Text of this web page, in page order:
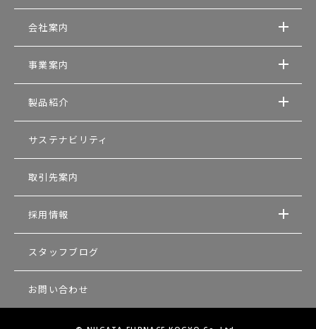
会社案内
事業案内
製品紹介
サステナビリティ
取引先案内
採用情報
スタッフブログ
お問い合わせ